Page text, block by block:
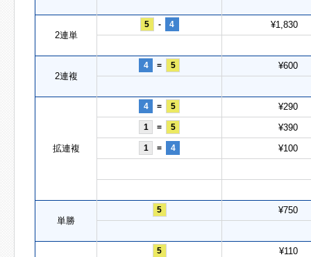
2連単
5 - 4 ¥1,830
2連複
4 = 5 ¥600
拡連複
4 = 5 ¥290
1 = 5 ¥390
1 = 4 ¥100
単勝
5 ¥750
5 ¥110